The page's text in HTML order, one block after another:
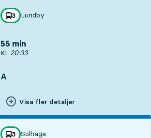
linje
3
mot
Lundby
,
55 min
Avgår, Kl. 20:33, om 55 min
Kl. 20:33
A
Visa fler detaljer
linje
3 Solhaga